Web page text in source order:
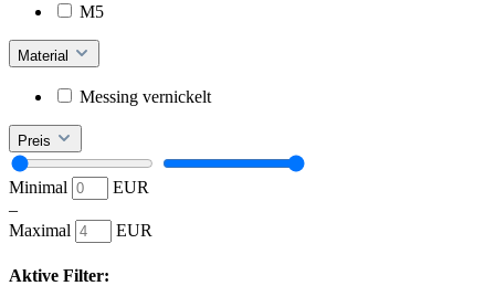
M5
Material
Messing vernickelt
Preis
Minimal
EUR
–
Maximal
EUR
Aktive Filter: